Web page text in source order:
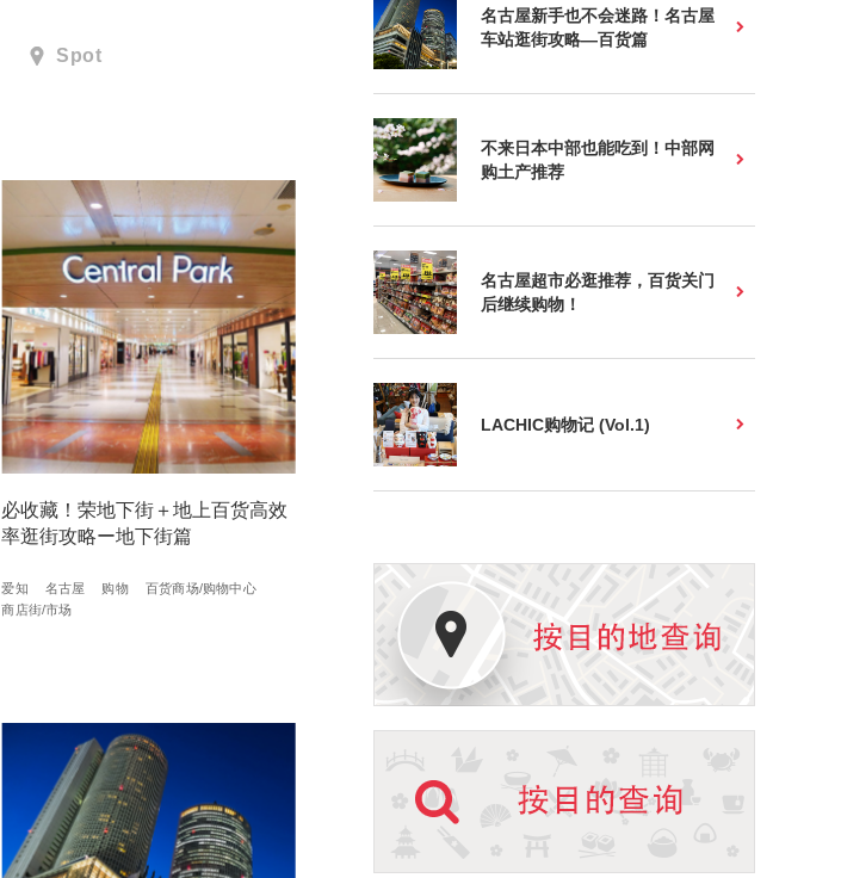
Spot
必收藏！荣地下街＋地上百货高效
率逛街攻略ー地下街篇
爱知 名古屋 购物
百货商场/购物中心
商店街/市场
名古屋新手也不会迷路！名古屋
车站逛街攻略—百货篇
不来日本中部也能吃到！中部网
购土产推荐
名古屋超市必逛推荐，百货关门
后继续购物！
LACHIC购物记 (Vol.1)